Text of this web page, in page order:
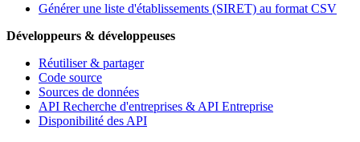
Générer une liste d'établissements (SIRET) au format CSV
Développeurs & développeuses
Réutiliser & partager
Code source
Sources de données
API Recherche d'entreprises & API Entreprise
Disponibilité des API